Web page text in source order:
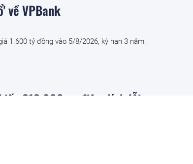
về VPBank
1.600 tỷ đồng vào 5/8/2026, kỳ hạn 3 năm.
213.000 xe điện dính lỗi